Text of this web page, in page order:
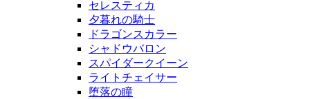
セレスティカ
夕暮れの騎士
ドラゴンスカラー
シャドウバロン
スパイダークイーン
ライトチェイサー
堕落の瞳